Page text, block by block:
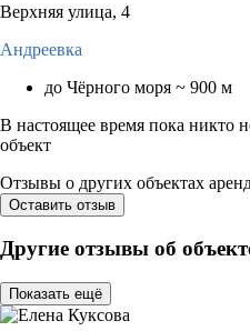
Верхняя улица, 4
Андреевка
до Чёрного моря ~ 900 м
В настоящее время пока никто
объект
Отзывы о других объектах
Оставить отзыв
Другие отзывы об
Показать ещё